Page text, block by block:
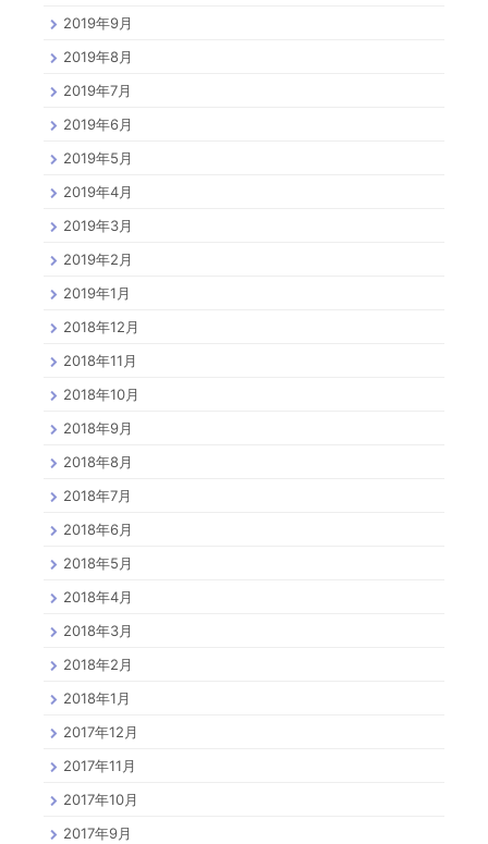
2019年9月
2019年8月
2019年7月
2019年6月
2019年5月
2019年4月
2019年3月
2019年2月
2019年1月
2018年12月
2018年11月
2018年10月
2018年9月
2018年8月
2018年7月
2018年6月
2018年5月
2018年4月
2018年3月
2018年2月
2018年1月
2017年12月
2017年11月
2017年10月
2017年9月